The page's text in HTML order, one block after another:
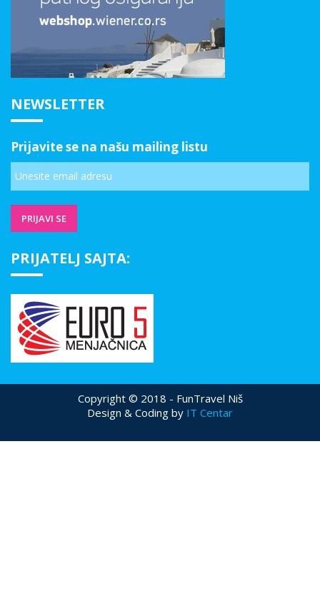
NEWSLETTER
Prijavite se na našu mailing listu
PRIJATELJ SAJTA:
Copyright © 2018 - FunTravel Niš
Design & Coding by IT Centar